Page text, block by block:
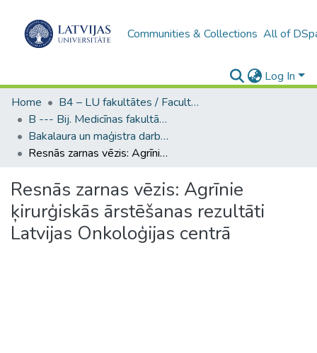
Communities & Collections All of
Log In
Home
B4 – LU fakultātes / Faculties of the UL
B --- Bij. Medicīnas fakultātes studentu noslēguma darbi / Faculty of Medicine - Graduate works
Bakalaura un maģistra darbi (MF) / Bachelor's and Master's theses
Resnās zarnas vēzis: Agrīnie ķirurģiskās ārstēšanas rezultāti Latvijas Onkoloģijas centrā
Resnās zarnas vēzis: Agrīnie
ķirurģiskās ārstēšanas rezultāti
Latvijas Onkoloģijas centrā